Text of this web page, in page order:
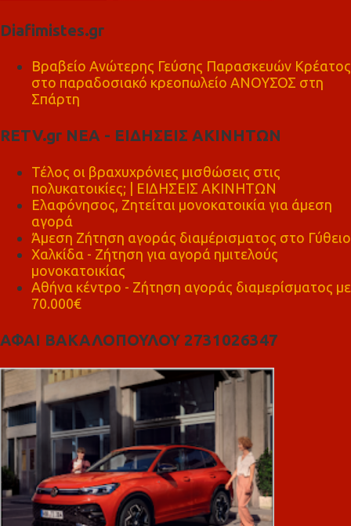
Diafimistes.gr
Βραβείο Ανώτερης Γεύσης Παρασκευών Κρέατος
στο παραδοσιακό κρεοπωλείο ΑΝΟΥΣΟΣ στη
Σπάρτη
RETV.gr ΝΕΑ - ΕΙΔΗΣΕΙΣ ΑΚΙΝΗΤΩΝ
Τέλος οι βραχυχρόνιες μισθώσεις στις
πολυκατοικίες; | ΕΙΔΗΣΕΙΣ ΑΚΙΝΗΤΩΝ
Ελαφόνησος, Ζητείται μονοκατοικία για άμεση
αγορά
Άμεση Ζήτηση αγοράς διαμέρισματος στο Γύθειο
Χαλκίδα - Ζήτηση για αγορά ημιτελούς
μονοκατοικίας
Αθήνα κέντρο - Ζήτηση αγοράς διαμερίσματος με
70.000€
ΑΦΑΙ ΒΑΚΑΛΟΠΟΥΛΟΥ 2731026347